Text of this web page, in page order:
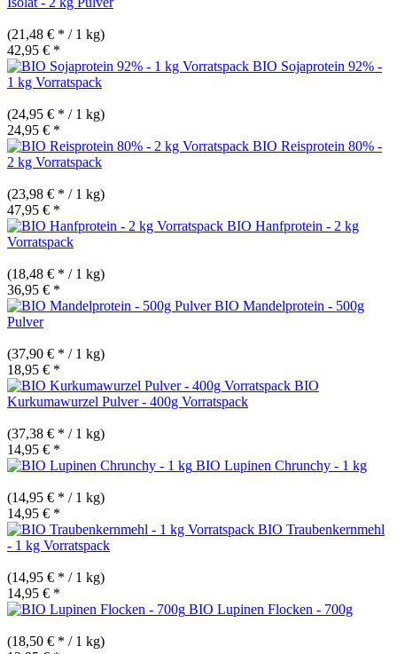
(21,48 € * / 1 kg)
42,95 € *
BIO Sojaprotein 92% -
1 kg Vorratspack
(24,95 € * / 1 kg)
24,95 € *
BIO Reisprotein 80% -
2 kg Vorratspack
(23,98 € * / 1 kg)
47,95 € *
BIO Hanfprotein - 2 kg
Vorratspack
(18,48 € * / 1 kg)
36,95 € *
BIO Mandelprotein - 500g
Pulver
(37,90 € * / 1 kg)
18,95 € *
BIO
Kurkumawurzel Pulver - 400g Vorratspack
(37,38 € * / 1 kg)
14,95 € *
BIO Lupinen Chrunchy - 1 kg
(14,95 € * / 1 kg)
14,95 € *
BIO Traubenkernmehl
- 1 kg Vorratspack
(14,95 € * / 1 kg)
14,95 € *
BIO Lupinen Flocken - 700g
(18,50 € * / 1 kg)